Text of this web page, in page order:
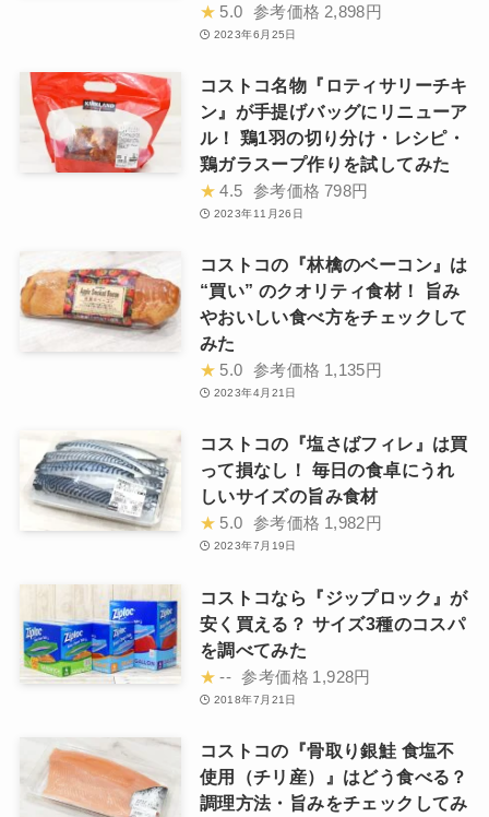
★ 5.0 参考価格 2,898円
2023年6月25日
コストコ名物『ロティサリーチキ
ン』が手提げバッグにリニューア
ル！ 鶏1羽の切り分け・レシピ・
鶏ガラスープ作りを試してみた
★ 4.5 参考価格 798円
2023年11月26日
コストコの『林檎のベーコン』は
“買い” のクオリティ食材！ 旨み
やおいしい食べ方をチェックして
みた
★ 5.0 参考価格 1,135円
2023年4月21日
コストコの『塩さばフィレ』は買
って損なし！ 毎日の食卓にうれ
しいサイズの旨み食材
★ 5.0 参考価格 1,982円
2023年7月19日
コストコなら『ジップロック』が
安く買える？ サイズ3種のコスパ
を調べてみた
★ -- 参考価格 1,928円
2018年7月21日
コストコの『骨取り銀鮭 食塩不
使用（チリ産）』はどう食べる？
調理方法・旨みをチェックしてみ